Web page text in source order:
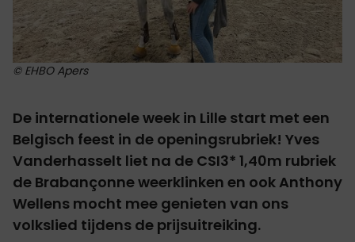
© EHBO Apers
De internationele week in Lille start met een
Belgisch feest in de openingsrubriek! Yves
Vanderhasselt liet na de CSI3* 1,40m rubriek
de Brabançonne weerklinken en ook Anthony
Wellens mocht mee genieten van ons
volkslied tijdens de prijsuitreiking.